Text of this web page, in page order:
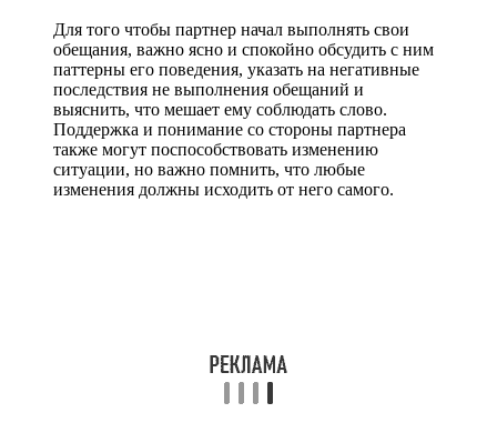
Для того чтобы партнер начал выполнять свои
обещания, важно ясно и спокойно обсудить с ним
паттерны его поведения, указать на негативные
последствия не выполнения обещаний и
выяснить, что мешает ему соблюдать слово.
Поддержка и понимание со стороны партнера
также могут поспособствовать изменению
ситуации, но важно помнить, что любые
изменения должны исходить от него самого.